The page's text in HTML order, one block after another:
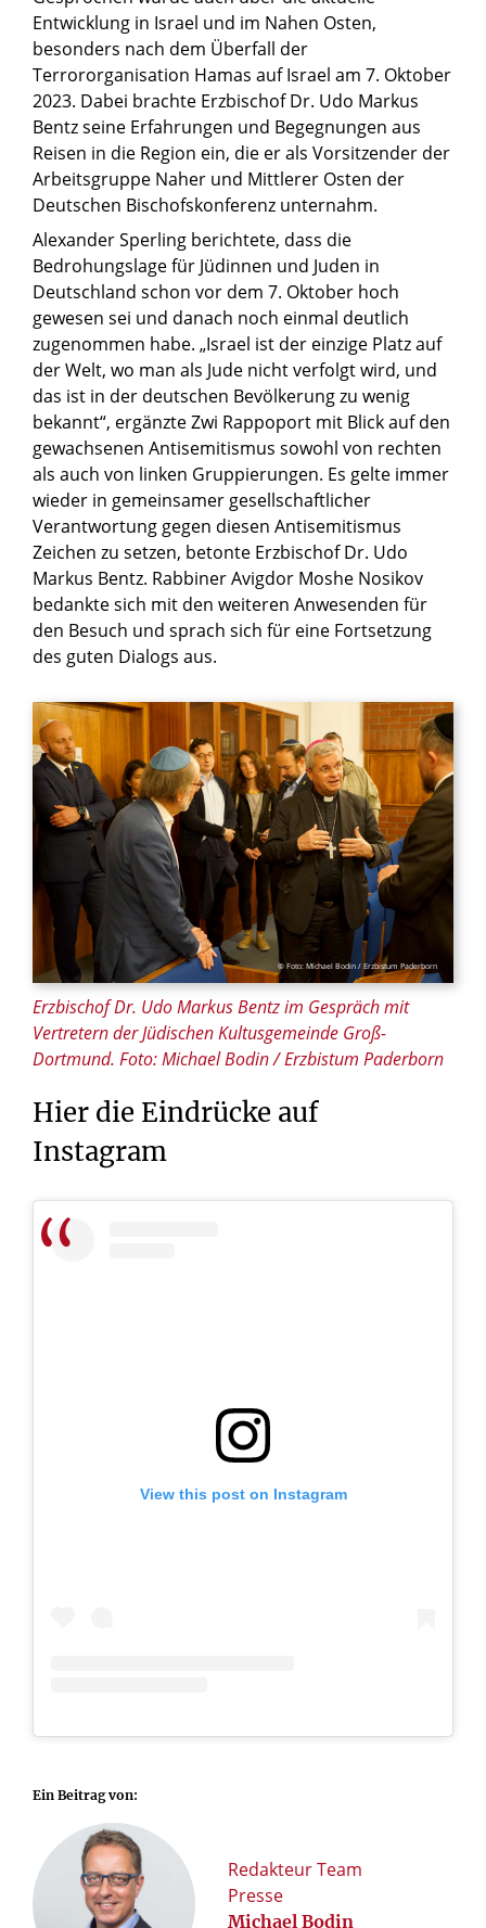
© Foto: Michael Bodin / Erzbistum Paderborn
Erzbischof Dr. Udo Markus Bentz im Gespräch mit
Vertretern der Jüdischen Kultusgemeinde Groß-
Dortmund. Foto: Michael Bodin / Erzbistum Paderborn
Entwicklung in Israel und im Nahen Osten,
besonders nach dem Überfall der
Terrororganisation Hamas auf Israel am 7. Oktober
2023. Dabei brachte Erzbischof Dr. Udo Markus
Bentz seine Erfahrungen und Begegnungen aus
Reisen in die Region ein, die er als Vorsitzender der
Arbeitsgruppe Naher und Mittlerer Osten der
Deutschen Bischofskonferenz unternahm.
Alexander Sperling berichtete, dass die
Bedrohungslage für Jüdinnen und Juden in
Deutschland schon vor dem 7. Oktober hoch
gewesen sei und danach noch einmal deutlich
zugenommen habe. „Israel ist der einzige Platz auf
der Welt, wo man als Jude nicht verfolgt wird, und
das ist in der deutschen Bevölkerung zu wenig
bekannt“, ergänzte Zwi Rappoport mit Blick auf den
gewachsenen Antisemitismus sowohl von rechten
als auch von linken Gruppierungen. Es gelte immer
wieder in gemeinsamer gesellschaftlicher
Verantwortung gegen diesen Antisemitismus
Zeichen zu setzen, betonte Erzbischof Dr. Udo
Markus Bentz. Rabbiner Avigdor Moshe Nosikov
bedankte sich mit den weiteren Anwesenden für
den Besuch und sprach sich für eine Fortsetzung
des guten Dialogs aus.
Hier die Eindrücke auf
Instagram
View this post on Instagram
Ein Beitrag von:
Redakteur Team
Presse
Michael Bodin